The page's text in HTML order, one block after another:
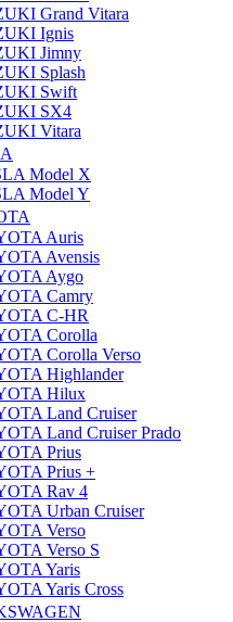
Grand Vitara
Ignis
Jimny
Splash
Swift
SX4
Vitara
Model X
Model Y
Auris
Avensis
Aygo
Camry
C-HR
Corolla
Corolla Verso
Highlander
Hilux
Land Cruiser
Land Cruiser Prado
Prius
Prius +
Rav 4
Urban Cruiser
Verso
Verso S
Yaris
Yaris Cross